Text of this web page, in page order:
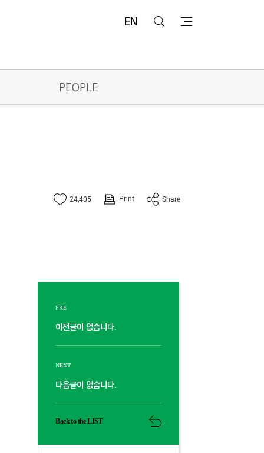
EN
검
PEOPLE
24,405 Print Share
PRE
이전글이 없습니다.
NEXT
다음글이 없습니다.
Back to the LIST